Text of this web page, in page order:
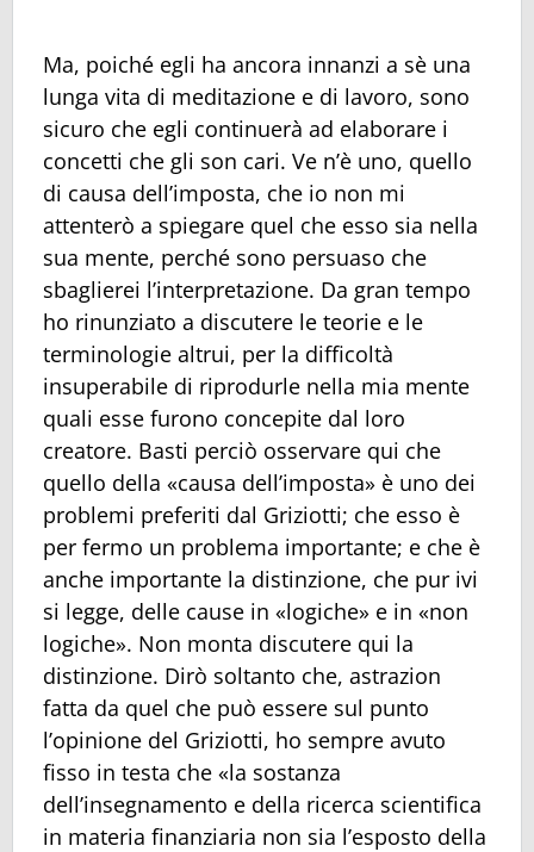
Ma, poiché egli ha ancora innanzi a sè una
lunga vita di meditazione e di lavoro, sono
sicuro che egli continuerà ad elaborare i
concetti che gli son cari. Ve n’è uno, quello
di causa dell’imposta, che io non mi
attenterò a spiegare quel che esso sia nella
sua mente, perché sono persuaso che
sbaglierei l’interpretazione. Da gran tempo
ho rinunziato a discutere le teorie e le
terminologie altrui, per la difficoltà
insuperabile di riprodurle nella mia mente
quali esse furono concepite dal loro
creatore. Basti perciò osservare qui che
quello della «causa dell’imposta» è uno dei
problemi preferiti dal Griziotti; che esso è
per fermo un problema importante; e che è
anche importante la distinzione, che pur ivi
si legge, delle cause in «logiche» e in «non
logiche». Non monta discutere qui la
distinzione. Dirò soltanto che, astrazion
fatta da quel che può essere sul punto
l’opinione del Griziotti, ho sempre avuto
fisso in testa che «la sostanza
dell’insegnamento e della ricerca scientifica
in materia finanziaria non sia l’esposto della